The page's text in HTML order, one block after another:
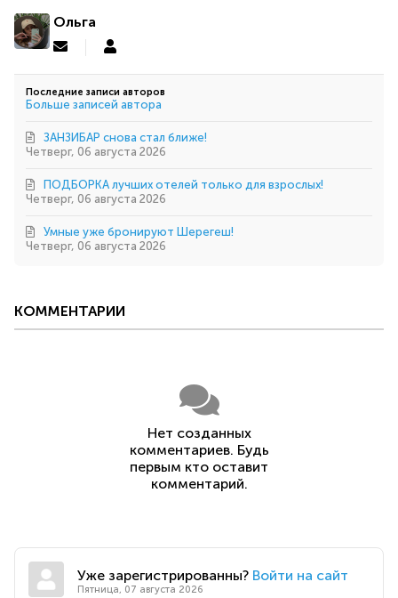
Ольга
Подписаться
обновление
автора
Ольга
Последние записи авторов
Больше записей автора
Четверг, 06 августа 2026
ЗАНЗИБАР снова стал ближе!
Четверг, 06 августа 2026
ПОДБОРКА лучших отелей только для взрослых!
Четверг, 06 августа 2026
Умные уже бронируют Шерегеш!
КОММЕНТАРИИ
Нет созданных
комментариев. Будь
первым кто оставит
комментарий.
Уже зарегистрированны? Войти на сайт
Пятница, 07 августа 2026